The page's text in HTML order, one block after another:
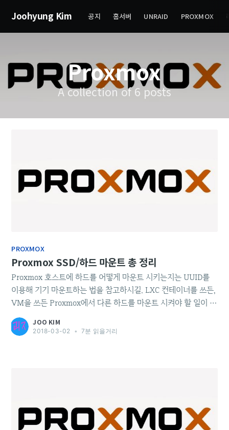
Joohyung Kim 공지 홈서버 UNRAID PROXMOX
Proxmox
A collection of 6 posts
PROXMOX
Proxmox SSD/하드 마운트 총 정리
Proxmox 호스트에 하드를 어떻게 마운트 시키는지는 UUID를
이용해 기기 마운트하는 법을 참고하시길. LXC 컨테이너를 쓰든,
VM을 쓰든 Proxmox에서 다른 하드를 마운트 시켜야 할 일이 있
다. 주로 쓰는 방법이 몇가지 있다. 1. LXC 컨테이너에 하드 마운
트 2. LXC 컨테이너에서 cifs 마운트 3. LXC/VM 자체를 다른 하
JOO KIM
2018-03-02 • 7분 읽을거리